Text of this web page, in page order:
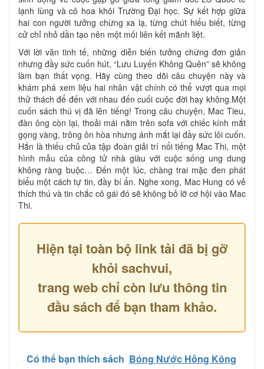
lạnh lùng và cô hoa khôi Trường Đại học. Sự kết hợp giữa
hai con người tưởng chừng xa lạ, từng chút hiểu biết, từng
cử chỉ nhỏ dần tạo nên một mối liên kết mãnh liệt.
Với lời văn tinh tế, những diễn biến tưởng chừng đơn giản
nhưng đầy sức cuốn hút, “Lưu Luyến Không Quên” sẽ không
làm bạn thất vọng. Hãy cùng theo dõi câu chuyện này và
khám phá xem liệu hai nhân vật chính có thể vượt qua mọi
thử thách để đến với nhau đến cuối cuộc đời hay không.Một
cuốn sách thú vị đã lên tiếng! Trong câu chuyện, Mac Tieu,
đàn ông còn lại, thoải mái nằm trên sofa với chiếc kính mắt
gọng vàng, trông ôn hòa nhưng ánh mắt lại đầy sức lôi cuốn.
Hắn là thiếu chủ của tập đoàn giải trí nổi tiếng Mac Thi, một
hình mẫu của công tử nhà giàu với cuộc sống ung dung
không ràng buộc… Đến một lúc, chàng trai mặc đen phát
biểu một cách tự tin, đầy bí ẩn. Nghe xong, Mac Hung có vẻ
thích thú và tin chắc cô gái đó sẽ không bỏ lỡ cơ hội vào Mac
Thi.
Hiện tại toàn bộ link tải đã bị gỡ
khỏi sachvui,
trang web chỉ còn lưu thông tin
đầu sách để bạn tham khảo.
Có thể bạn thích sách Bóng Nước Hồng Kông